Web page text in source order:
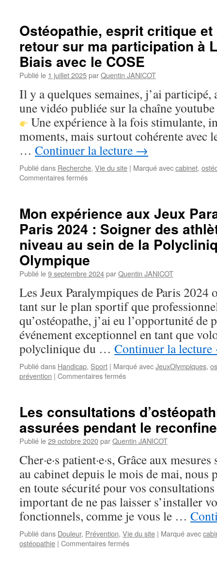
soignent
:
quand
relation
devient
un
levier
thérapeutique
Ostéopathie, esprit critique
retour sur ma participation à
Biais avec le COSE
Publié le 1 juillet 2025parQuentin JANICOT
Il y a quelques semaines, j’ai participé,
une vidéo publiée sur la chaîne
Une expérience à la fois stimulante,
moments, mais surtout cohérente avec
… Continuer la lecture →
Publié dans Recherche, Vie du site | Marqué aveccabinet,
Commentaires ferméssur
et
débat
public
:
sur
ma
à
La
Tronche
en
Biais
avec
le
Mon expérience aux Jeux
Paris 2024 : Soigner des
niveau au sein de la
Olympique
Publié le9 septembre 2024parQuentin JANICOT
Les Jeux Paralympiques de Paris 2024
tant sur le plan sportif que
qu’ostéopathe, j’ai eu l’opportunité de
événement exceptionnel en tant que
polyclinique du … Continuer la lecture
Publié dans Handicap, Sport | Marqué avecJeuxOlympiques,
prévention | Commentaires ferméssur
Jeux
Paralympiques
de
Paris
:
Soigner
athlètes
de
haut
niveau
au
sein
Les consultations
assurées pendant le
Publié le29 octobre 2020parQuentin JANICOT
Cher·e·s patient·e·s, Grâce aux
au cabinet depuis le mois de mai, nous
en toute sécurité pour vos
important de ne pas laisser s’installer
fonctionnels, comme je vous le …
Publié dans Douleur, Prévention, Vie du site | Marqué avec
ostéopathie | Commentaires ferméssur